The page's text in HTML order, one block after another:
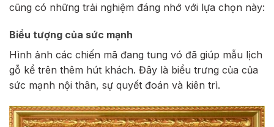
cũng có những trải nghiệm đáng nhớ với lựa chọn này:
Biểu tượng của sức mạnh
Hình ảnh các chiến mã đang tung vó đã giúp mẫu lịch
gỗ kể trên thêm hút khách. Đây là biểu trưng của của
sức mạnh nội thân, sự quyết đoán và kiên trì.